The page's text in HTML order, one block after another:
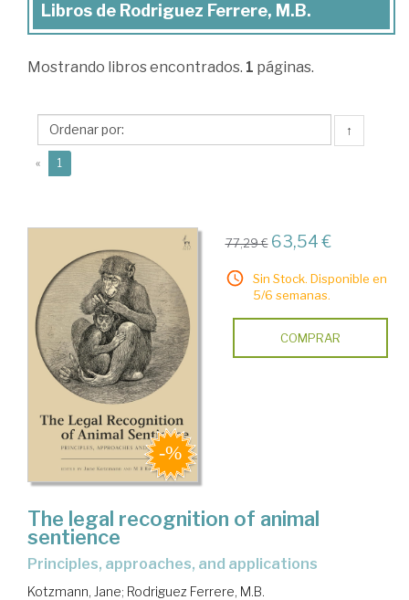
Libros
Rodriguez
M.B.
Libros de Rodriguez Ferrere, M.B.
Mostrando libros encontrados. 1 páginas.
↑
« 1
77,29 € 63,54 €
Sin Stock. Disponible en
5/6 semanas.
COMPRAR
The legal recognition of animal
sentience
principles, approaches, and applications
Kotzmann, Jane; Rodriguez Ferrere, M.B.